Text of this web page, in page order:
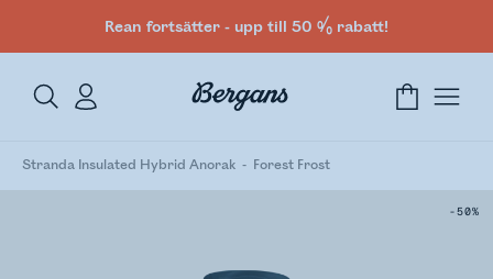
Rean fortsätter - upp till 50 % rabatt!
Stranda Insulated Hybrid Anorak Forest Frost
-50%